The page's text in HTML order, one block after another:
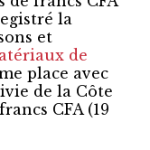
la
et
de
place avec
de la Côte
CFA (19